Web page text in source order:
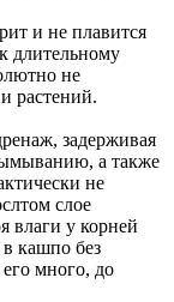
и не плавится
длительному
не
растений.
задерживая
а также
не
слое
влаги у корней
кашпо без
много, до